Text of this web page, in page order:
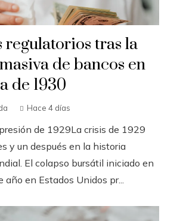
regulatorios tras la
de bancos en
de 1930
Hace 4 días
de 1929La crisis de 1929
y un después en la historia
El colapso bursátil iniciado en
año en Estados Unidos pr...